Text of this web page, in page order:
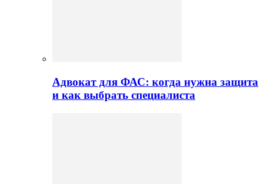
Адвокат для ФАС: когда нужна защита
и как выбрать специалиста